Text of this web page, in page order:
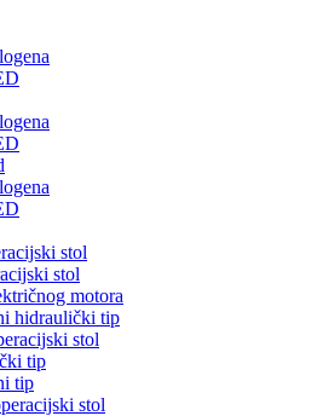
stol
stol
motora
hidraulički tip
stol
tip
tip
stol